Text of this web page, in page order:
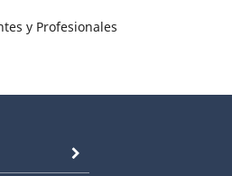
y Profesionales